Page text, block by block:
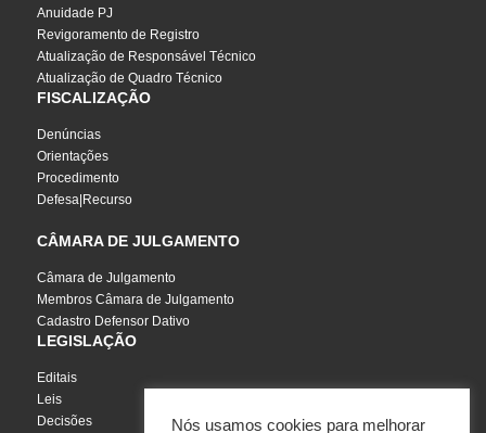
Anuidade PJ
Revigoramento de Registro
Atualização de Responsável Técnico
Atualização de Quadro Técnico
FISCALIZAÇÃO
Denúncias
Orientações
Procedimento
Defesa|Recurso
CÂMARA DE JULGAMENTO
Câmara de Julgamento
Membros Câmara de Julgamento
Cadastro Defensor Dativo
LEGISLAÇÃO
Editais
Leis
Decisões
Nós usamos cookies para melhorar